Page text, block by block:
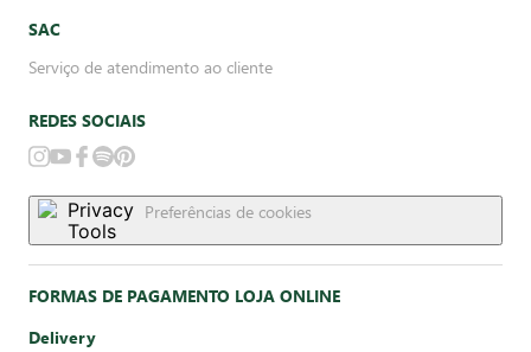
SAC
Serviço de atendimento ao cliente
REDES SOCIAIS
Preferências de cookies
FORMAS DE PAGAMENTO LOJA ONLINE
Delivery